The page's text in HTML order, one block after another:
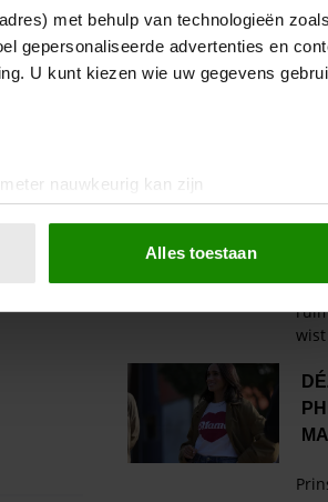
met behulp van technologieën zoals
gepersonaliseerde advertenties en
U kunt kiezen wie uw gegevens
nauwkeurig kan zijn
(fingerprinting)
voor social media te bieden en om
site met onze partners voor social
met andere informatie die u aan ze
U gaat akkoord met onze cookies als
Alles toestaan
Weekend